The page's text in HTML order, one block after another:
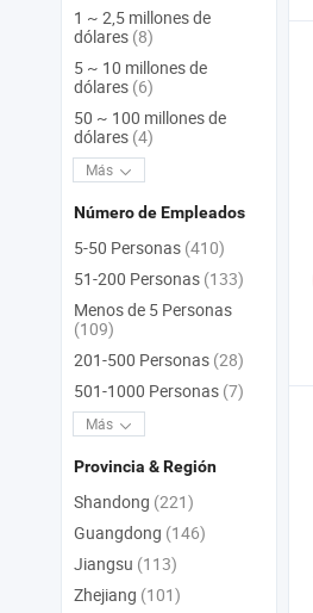
1 ~ 2,5 millones de
dólares (8)
5 ~ 10 millones de
dólares (6)
50 ~ 100 millones de
dólares (4)
Más
Número de Empleados
5-50 Personas (410)
51-200 Personas (133)
Menos de 5 Personas
(109)
201-500 Personas (28)
501-1000 Personas (7)
Más
Provincia & Región
Shandong (221)
Guangdong (146)
Jiangsu (113)
Zhejiang (101)